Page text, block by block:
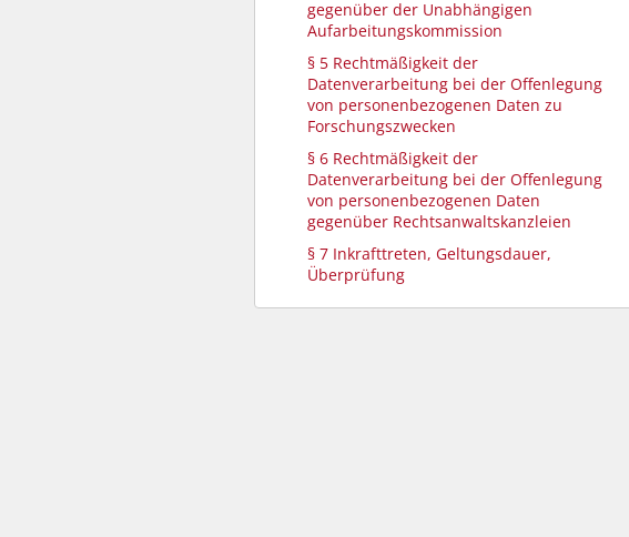
gegenüber der Unabhängigen
Aufarbeitungskommission
§ 5 Rechtmäßigkeit der
Datenverarbeitung bei der Offenlegung
von personenbezogenen Daten zu
Forschungszwecken
§ 6 Rechtmäßigkeit der
Datenverarbeitung bei der Offenlegung
von personenbezogenen Daten
gegenüber Rechtsanwaltskanzleien
§ 7 Inkrafttreten, Geltungsdauer,
Überprüfung